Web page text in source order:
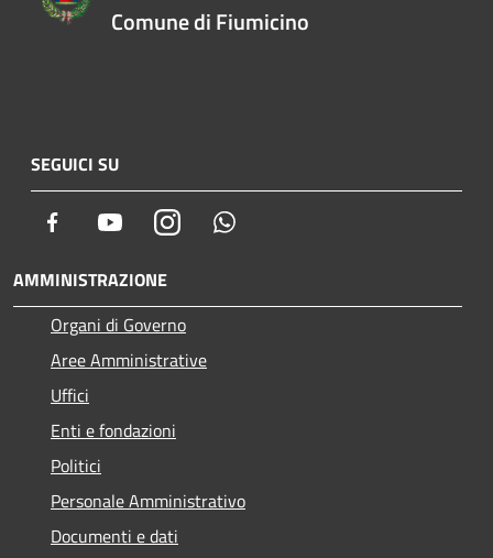
Comune di Fiumicino
SEGUICI SU
Facebook YoutubeInstagram
AMMINISTRAZIONE
Organi di Governo
Aree Amministrative
Uffici
Enti e fondazioni
Politici
Personale Amministrativo
Documenti e dati